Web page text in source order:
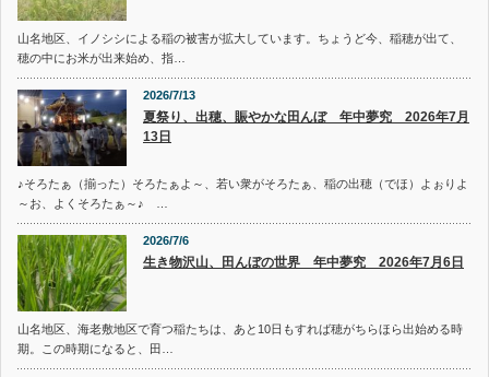
山名地区、イノシシによる稲の被害が拡大しています。ちょうど今、稲穂が出て、
穂の中にお米が出来始め、指…
2026/7/13
夏祭り、出穂、賑やかな田んぼ 年中夢究 2026年7月
13日
♪そろたぁ（揃った）そろたぁよ～、若い衆がそろたぁ、稲の出穂（でほ）よぉりよ
～お、よくそろたぁ～♪ …
2026/7/6
生き物沢山、田んぼの世界 年中夢究 2026年7月6日
山名地区、海老敷地区で育つ稲たちは、あと10日もすれば穂がちらほら出始める時
期。この時期になると、田…